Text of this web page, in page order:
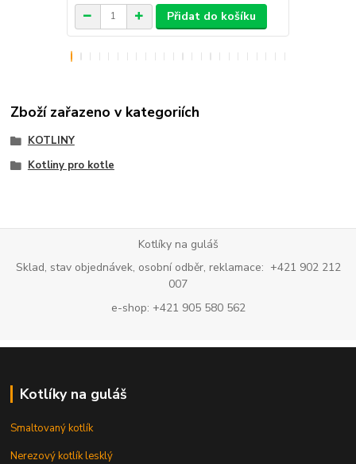
Přidat do košíku
Zboží zařazeno v kategoriích
KOTLINY
Kotliny pro kotle
Kotlíky na guláš
Sklad, stav objednávek, osobní odběr, reklamace: +421 902 212
007
e-shop: +421 905 580 562
Kotlíky na guláš
Smaltovaný kotlík
Nerezový kotlík lesklý